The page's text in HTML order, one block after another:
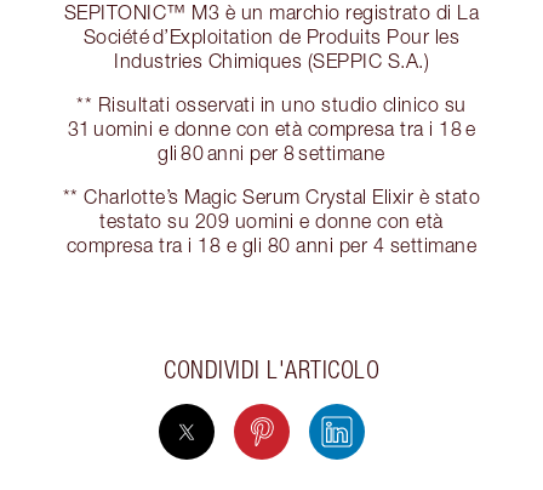
SEPITONIC™ M3 è un marchio registrato di La
Société d’Exploitation de Produits Pour les
Industries Chimiques (SEPPIC S.A.)
** Risultati osservati in uno studio clinico su
31 uomini e donne con età compresa tra i 18 e
gli 80 anni per 8 settimane
** Charlotte’s Magic Serum Crystal Elixir è stato
testato su 209 uomini e donne con età
compresa tra i 18 e gli 80 anni per 4 settimane
CONDIVIDI L'ARTICOLO